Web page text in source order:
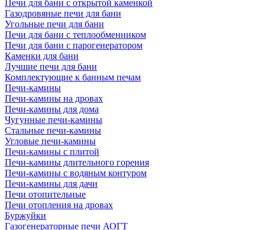
Печи для бани с открытой каменкой
Газодровяные печи для бани
Угольные печи для бани
Печи для бани с теплообменником
Печи для бани с парогенератором
Каменки для бани
Лучшие печи для бани
Комплектующие к банным печам
Печи-камины
Печи-камины на дровах
Печи-камины для дома
Чугунные печи-камины
Стальные печи-камины
Угловые печи-камины
Печи-камины с плитой
Печи-камины длительного горения
Печи-камины с водяным контуром
Печи-камины для дачи
Печи отопительные
Печи отопления на дровах
Буржуйки
Газогенераторные печи АОГТ